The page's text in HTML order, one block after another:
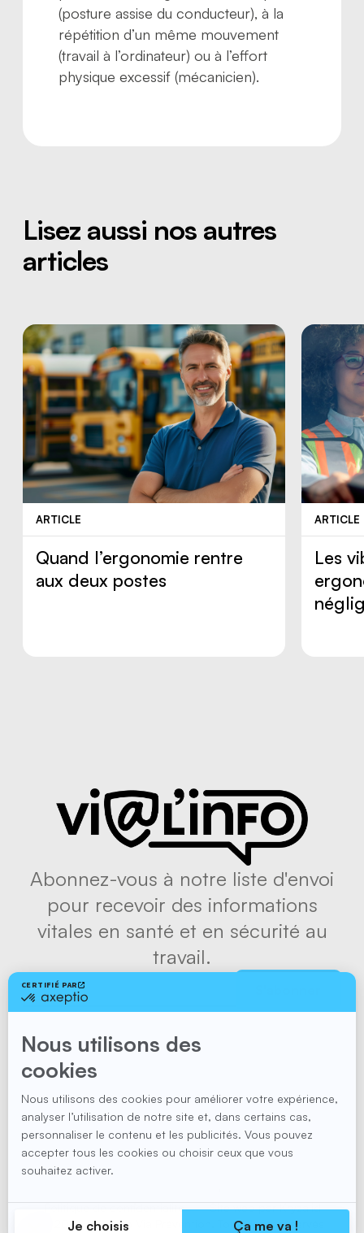
(posture assise du conducteur), à la
répétition d’un même mouvement
(travail à l’ordinateur) ou à l’effort
physique excessif (mécanicien).
Lisez aussi nos autres
articles
ARTICLE
Quand l’ergonomie rentre
aux deux postes
ARTICLE
Les
Abonnez-vous à notre liste d'envoi
pour recevoir des informations
vitales en santé et en sécurité au
travail.
© 2026 Site web Via Prévention. Tous droits réservés
Politique de confidentialité Site web parKryzalid